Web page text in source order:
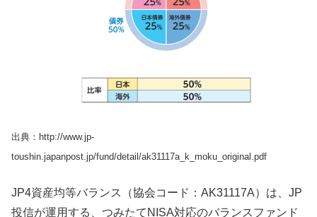
出典：http://www.jp-
toushin.japanpost.jp/fund/detail/ak31117a_k_moku_original.pdf
JP4資産均等バランス（協会コード：AK31117A）は、JP
投信が運用する、つみたてNISA対応のバランスファンド